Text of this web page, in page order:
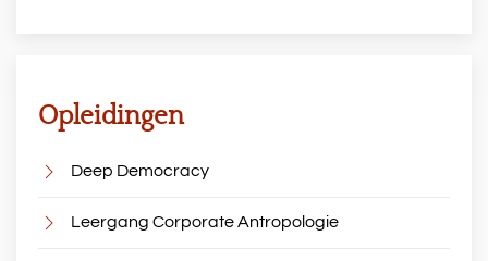
Opleidingen
Deep Democracy
Leergang Corporate Antropologie